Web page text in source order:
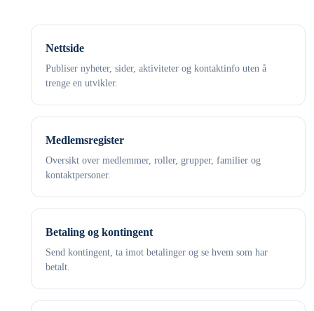
Nettside
Publiser nyheter, sider, aktiviteter og kontaktinfo uten å
trenge en utvikler.
Medlemsregister
Oversikt over medlemmer, roller, grupper, familier og
kontaktpersoner.
Betaling og kontingent
Send kontingent, ta imot betalinger og se hvem som har
betalt.